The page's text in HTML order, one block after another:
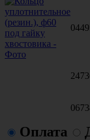
Оплата